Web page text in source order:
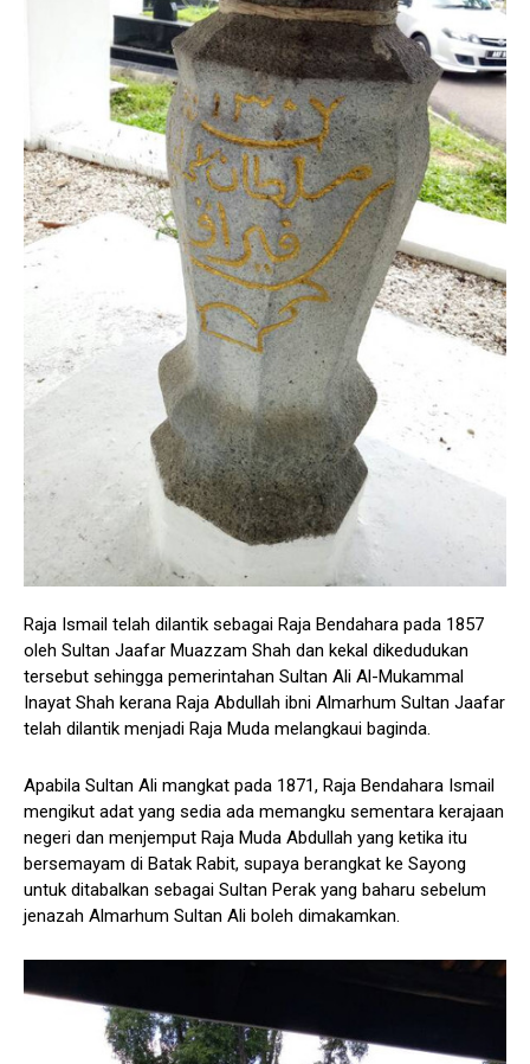
Raja Ismail telah dilantik sebagai Raja Bendahara pada 1857
oleh Sultan Jaafar Muazzam Shah dan kekal dikedudukan
tersebut sehingga pemerintahan Sultan Ali Al-Mukammal
Inayat Shah kerana Raja Abdullah ibni Almarhum Sultan Jaafar
telah dilantik menjadi Raja Muda melangkaui baginda.
Apabila Sultan Ali mangkat pada 1871, Raja Bendahara Ismail
mengikut adat yang sedia ada memangku sementara kerajaan
negeri dan menjemput Raja Muda Abdullah yang ketika itu
bersemayam di Batak Rabit, supaya berangkat ke Sayong
untuk ditabalkan sebagai Sultan Perak yang baharu sebelum
jenazah Almarhum Sultan Ali boleh dimakamkan.